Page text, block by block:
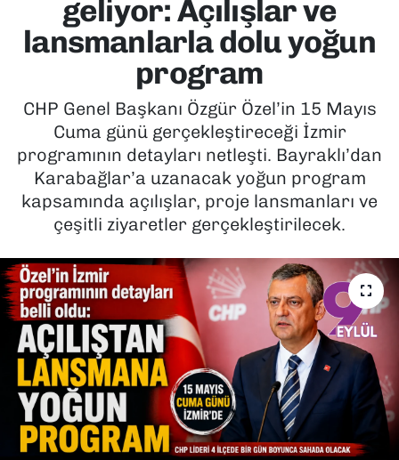
geliyor: Açılışlar ve
lansmanlarla dolu yoğun
program
CHP Genel Başkanı Özgür Özel’in 15 Mayıs
Cuma günü gerçekleştireceği İzmir
programının detayları netleşti. Bayraklı’dan
Karabağlar’a uzanacak yoğun program
kapsamında açılışlar, proje lansmanları ve
çeşitli ziyaretler gerçekleştirilecek.
KÜLTÜR SANAT
POLİTİKA
SAĞLIK
SPOR
TEKNOLOJİ
YAŞAM
YEREL YÖNETİMLER
Son Dakika Haberleri
Haber Arşivi